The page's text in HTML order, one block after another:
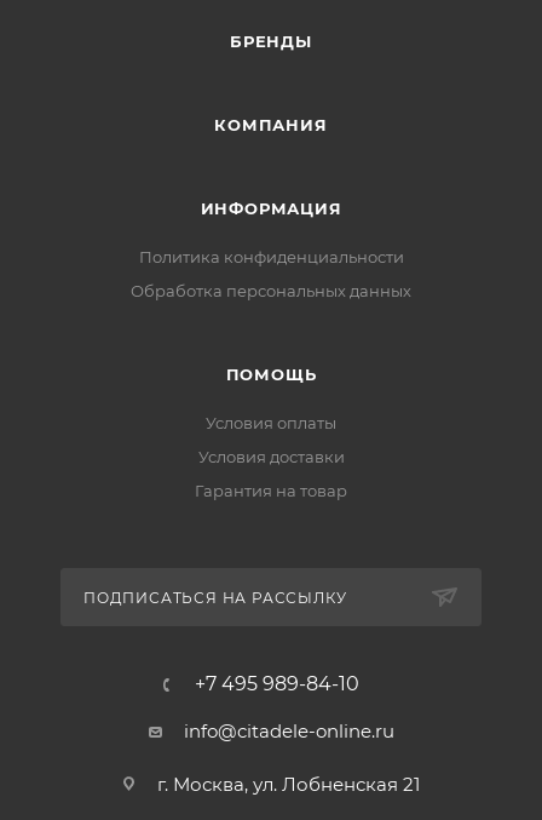
БРЕНДЫ
КОМПАНИЯ
ИНФОРМАЦИЯ
Политика конфиденциальности
Обработка персональных данных
ПОМОЩЬ
Условия оплаты
Условия доставки
Гарантия на товар
ПОДПИСАТЬСЯ НА РАССЫЛКУ
+7 495 989-84-10
info@citadele-online.ru
г. Москва, ул. Лобненская 21